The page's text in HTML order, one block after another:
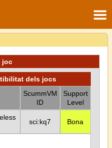
joc
dels jocs
ScummVM
ID
Support
Level
sci:kq7 Bona